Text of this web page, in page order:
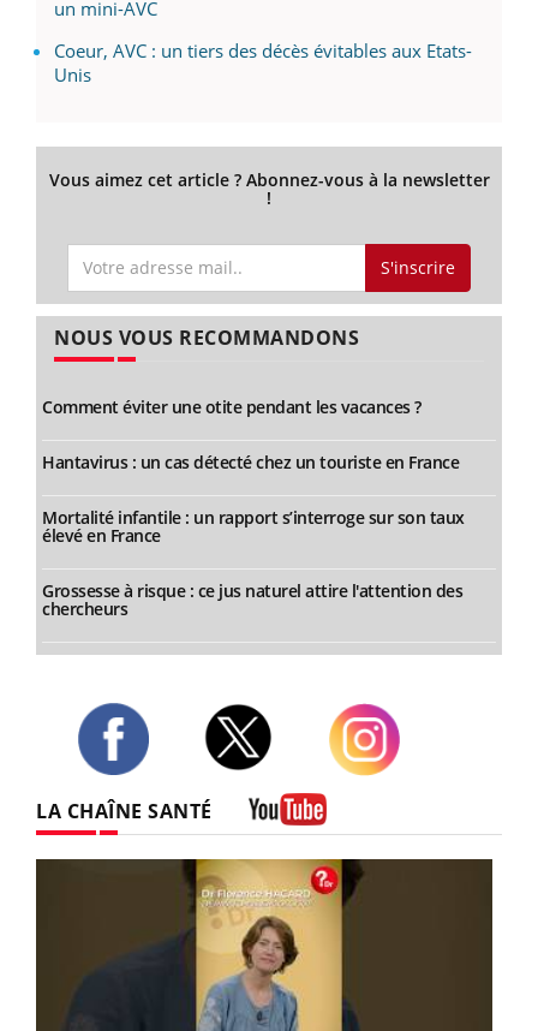
un mini-AVC
Coeur, AVC : un tiers des décès évitables aux Etats-
Unis
Vous aimez cet article ? Abonnez-vous à la newsletter
!
S'inscrire
NOUS VOUS RECOMMANDONS
Comment éviter une otite pendant les vacances ?
Hantavirus : un cas détecté chez un touriste en France
Mortalité infantile : un rapport s’interroge sur son taux
élevé en France
Grossesse à risque : ce jus naturel attire l'attention des
chercheurs
LA CHAÎNE SANTÉ